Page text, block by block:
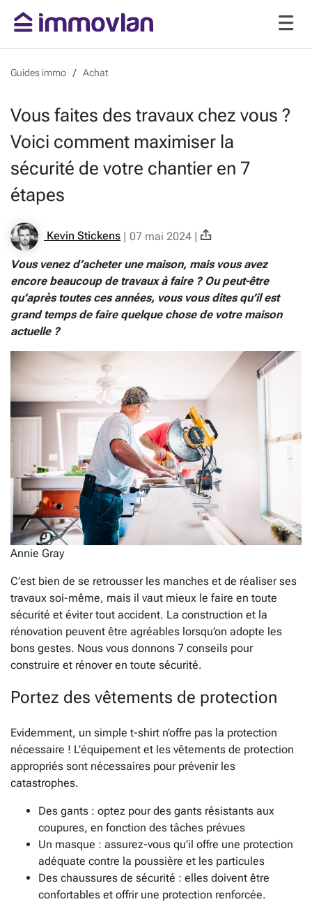
Guides immo Achat
Vous faites des travaux chez vous ?
Voici comment maximiser la
sécurité de votre chantier en 7
étapes
Kevin Stickens | 07 mai 2024 |
Vous venez d’acheter une maison, mais vous avez
encore beaucoup de travaux à faire ? Ou peut-être
qu’après toutes ces années, vous vous dites qu’il est
grand temps de faire quelque chose de votre maison
actuelle ?
Annie Gray
C’est bien de se retrousser les manches et de réaliser ses
travaux soi-même, mais il vaut mieux le faire en toute
sécurité et éviter tout accident. La construction et la
rénovation peuvent être agréables lorsqu’on adopte les
bons gestes. Nous vous donnons 7 conseils pour
construire et rénover en toute sécurité.
Portez des vêtements de protection
Evidemment, un simple t-shirt n’offre pas la protection
nécessaire ! L’équipement et les vêtements de protection
appropriés sont nécessaires pour prévenir les
catastrophes.
Des gants : optez pour des gants résistants aux
coupures, en fonction des tâches prévues
Un masque : assurez-vous qu’il offre une protection
adéquate contre la poussière et les particules
Des chaussures de sécurité : elles doivent être
confortables et offrir une protection renforcée.